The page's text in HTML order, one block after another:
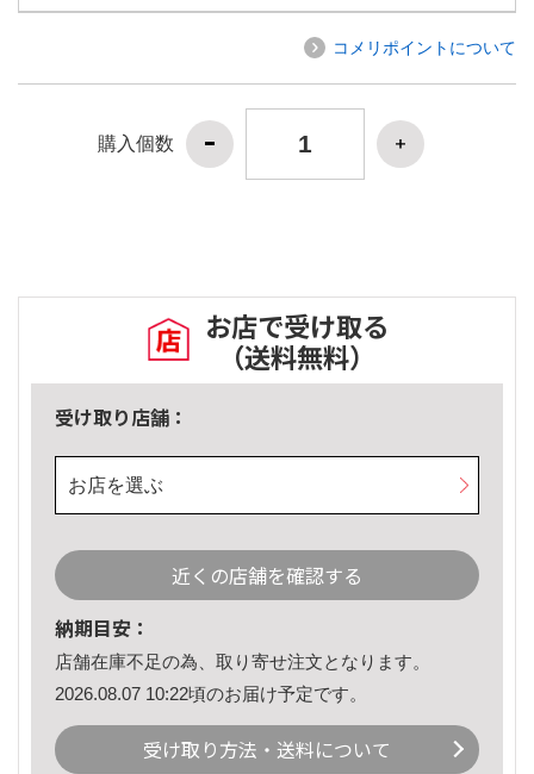
コメリポイントについて
購入個数
お店で受け取る
（送料無料）
受け取り店舗：
お店を選ぶ
近くの店舗を確認する
納期目安：
店舗在庫不足の為、取り寄せ注文となります。
2026.08.07 10:22頃のお届け予定です。
受け取り方法・送料について